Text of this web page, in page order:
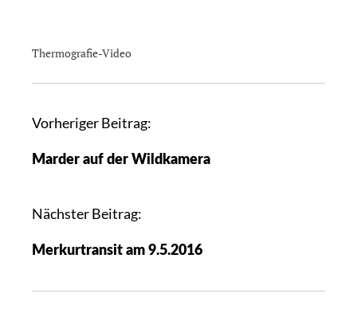
Thermografie-Video
B
i
r
g
n
Vorheriger Beitrag:
Marder auf der Wildkamera
Nächster Beitrag:
Merkurtransit am 9.5.2016